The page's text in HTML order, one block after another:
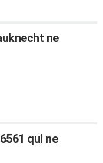
ne
qui ne